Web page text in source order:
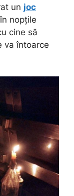
un joc
nopțile
cine să
va întoarce